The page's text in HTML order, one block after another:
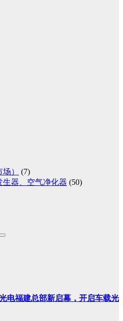
）
(7)
器、空气净化器 (50)
电福建总部新启幕，开启车载光